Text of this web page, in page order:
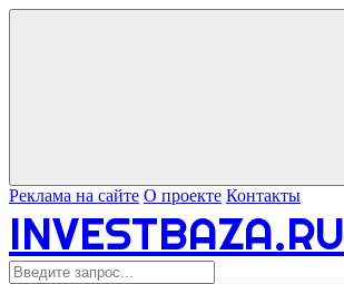
Реклама на сайте О проекте Контакты
INVESTBAZA.RU